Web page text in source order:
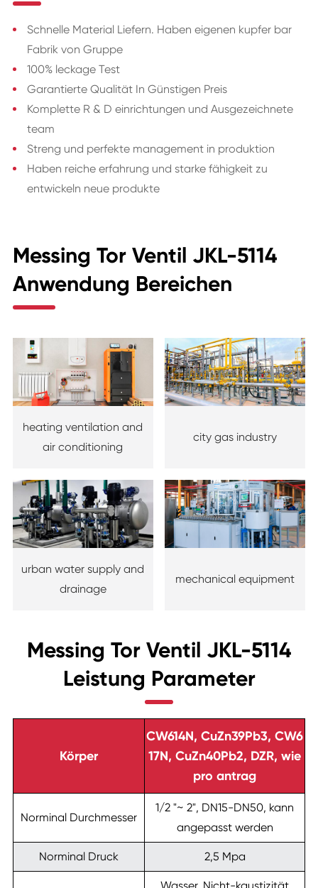
Schnelle Material Liefern. Haben eigenen kupfer bar
Fabrik von Gruppe
100% leckage Test
Garantierte Qualität In Günstigen Preis
Komplette R & D einrichtungen und Ausgezeichnete
team
Streng und perfekte management in produktion
Haben reiche erfahrung und starke fähigkeit zu
entwickeln neue produkte
Messing Tor Ventil JKL-5114
Anwendung Bereichen
heating ventilation and
air conditioning
city gas industry
urban water supply and
drainage
mechanical equipment
Messing Tor Ventil JKL-5114
Leistung Parameter
Körper
CW614N, CuZn39Pb3, CW6
17N, CuZn40Pb2, DZR, wie
pro antrag
Norminal Durchmesser
1/2 "~ 2", DN15-DN50, kann
angepasst werden
Norminal Druck 2,5 Mpa